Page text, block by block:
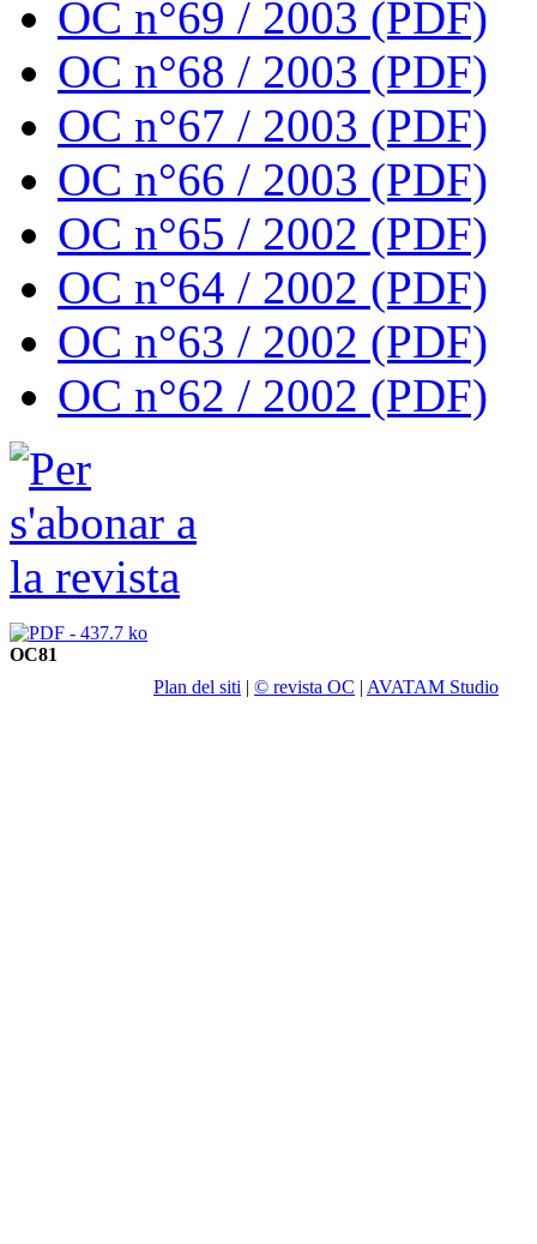
OC n°69 / 2003 (PDF)
OC n°68 / 2003 (PDF)
OC n°67 / 2003 (PDF)
OC n°66 / 2003 (PDF)
OC n°65 / 2002 (PDF)
OC n°64 / 2002 (PDF)
OC n°63 / 2002 (PDF)
OC n°62 / 2002 (PDF)
OC81
Plan del siti | © revista OC | AVATAM Studio